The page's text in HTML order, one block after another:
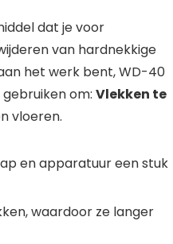
dat je voor
van hardnekkige
het werk bent, WD-40
om: Vlekken te
vloeren.
en apparatuur een stuk
waardoor ze langer